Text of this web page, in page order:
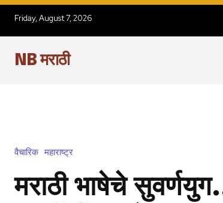
Friday, August 7, 2026
NB मराठी
वैचारिक महाराष्ट्र
मराठी भाषेचे